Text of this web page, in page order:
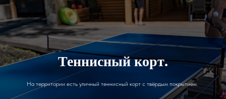
Теннисный корт.
На территории есть уличный теннисный корт с твёрдым покрытием.